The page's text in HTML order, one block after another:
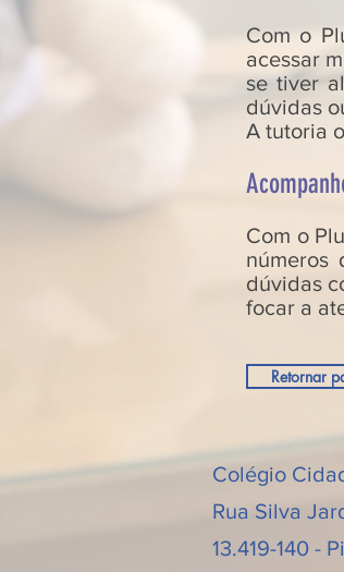
Com o
acessar
se tiver
dúvidas
A tutoria
Com o
números
dúvidas
focar a
Retornar
Colégio
Rua Silva
13.419-140 -